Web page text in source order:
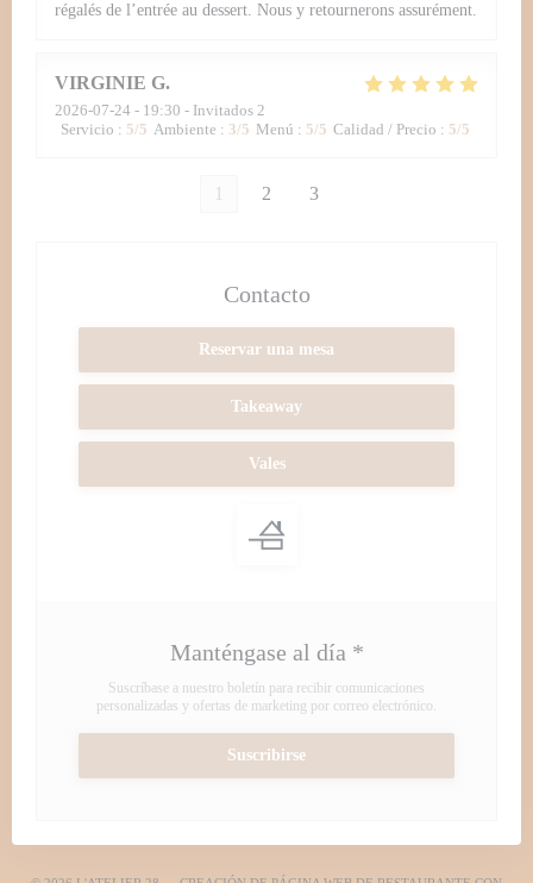
régalés de l’entrée au dessert. Nous y retournerons assurément.
VIRGINIE G
2026-07-24 - 19:30 - Invitados 2
Servicio : 5/5 Ambiente : 3/5 Menú : 5/5 Calidad / Precio : 5/5
1 2 3
Contacto
Reservar una mesa
Takeaway
Vales
Manténgase al día *
Suscríbase a nuestro boletín para recibir comunicaciones
personalizadas y ofertas de marketing por correo electrónico.
Suscribirse